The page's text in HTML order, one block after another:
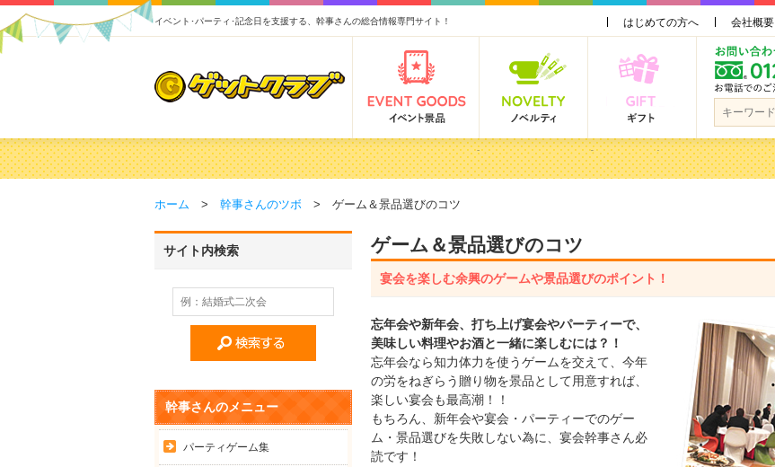
イベント･パーティ･記念日を支援する、幹事さんの総合情報専門サイト！ はじめての方へ 会社概要
2026/02/16【2026年版】結婚式の二次会で貰って嬉しい景品とは？ 更新しました！
2026/02/03【2026年版】ゴルフコンペ景品 3000円未満［2000円～2999円編］もらってうれしい人気ラ…
【2026年版】ビンゴゲーム景品おすすめ金額別人気ランキング 更新しました！
ホーム > 幹事さんのツボ > ゲーム＆景品選びのコツ
サイト内検索
幹事さんのメニュー
パーティゲーム集
ゲーム＆景品選びのコツ
宴会を楽しむ余興のゲームや景品選びのポイント！
忘年会や新年会、打ち上げ宴会やパーティーで、
美味しい料理やお酒と一緒に楽しむには？！
忘年会なら知力体力を使うゲームを交えて、今年
の労をねぎらう贈り物を景品として用意すれば、
楽しい宴会も最高潮！！
もちろん、新年会や宴会・パーティーでのゲー
ム・景品選びを失敗しない為に、宴会幹事さん必
読です！